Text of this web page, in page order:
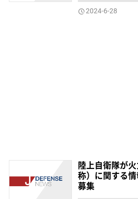
2024-6-28
陸上自衛隊が
称）に関する
募集